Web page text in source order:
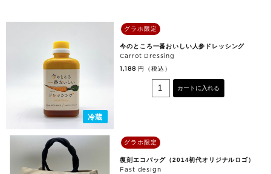
冷蔵
グラホ限定
今のところ一番おいしい人参ドレッシング
Carrot Dressing
1,188 円（税込）
カートに入れる
グラホ限定
復刻エコバッグ（2014初代オリジナルロゴ）
Fast design